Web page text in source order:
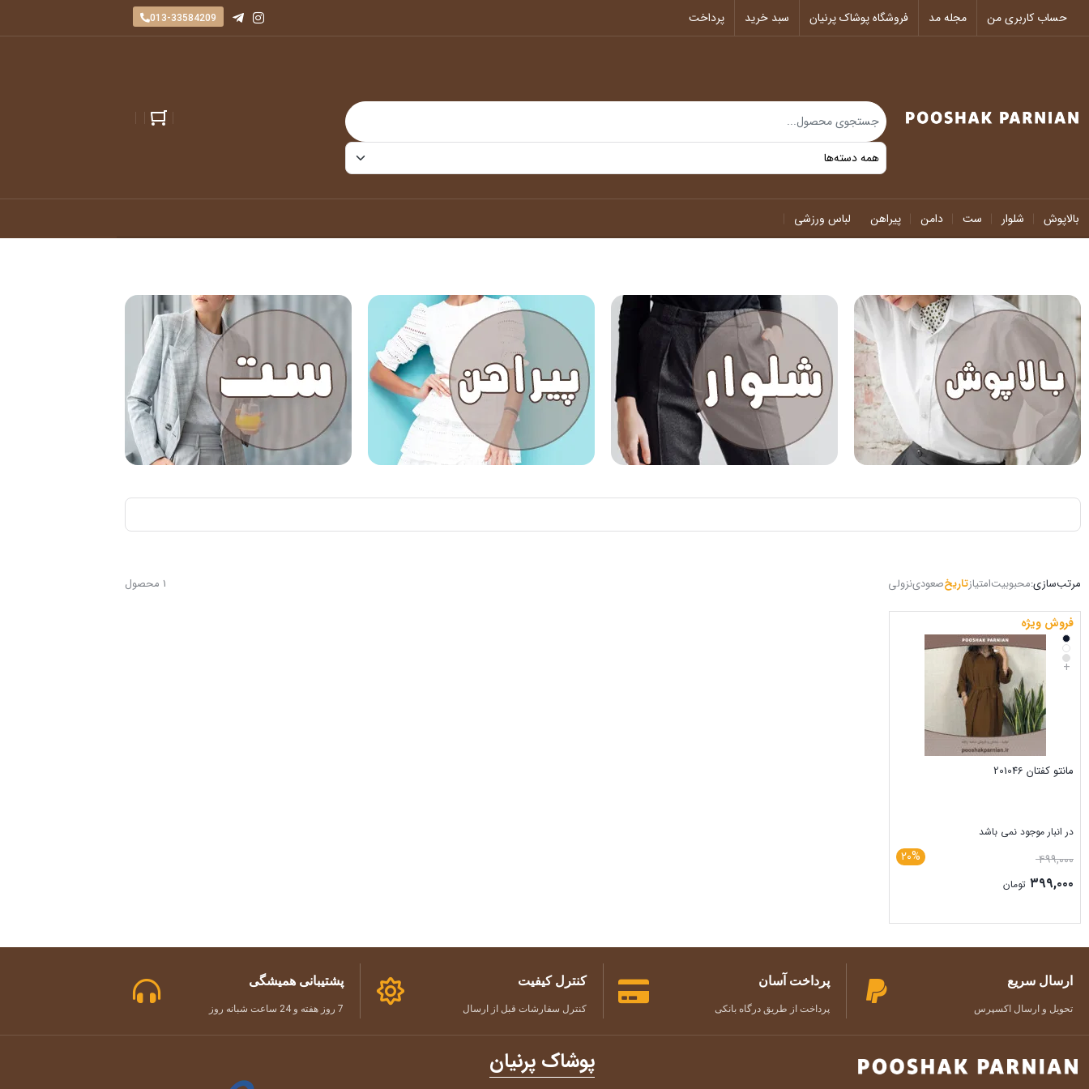
حساب کاربری من مجله مد فروشگاه پوشاک پرنیان سبد خرید پرداخت 013-33584209
بالاپوش شلوار ست دامن پیراهن لباس ورزشی
1 محصول مرتب‌سازی:محبوبیتامتیازتاریخصعودینزولی
فروش ویژه
مانتو کفتان 201046
در انبار موجود نمی باشد
۲۰% ۴۹۹,۰۰۰
۳۹۹,۰۰۰ تومان
+
ارسال سریع
تحویل و ارسال اکسپرس
پرداخت آسان
پرداخت از طریق درگاه بانکی
کنترل کیفیت
کنترل سفارشات قبل از ارسال
پشتیبانی همیشگی
7 روز هفته و 24 ساعت شبانه روز
پوشاک پرنیان